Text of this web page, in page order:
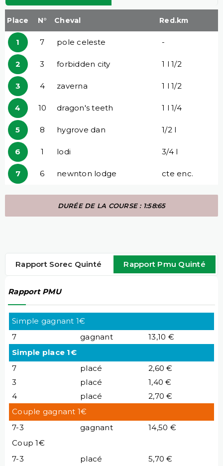
Place N° Cheval Red.km
1 7 pole celeste -
2 3 forbidden city 1 l 1/2
3 4 zaverna 1 l 1/2
4 10 dragon's teeth 1 l 1/4
5 8 hygrove dan 1/2 l
6 1 lodi 3/4 l
7 6 newnton lodge cte enc.
DURÉE DE LA COURSE : 1:58:65
Rapport Sorec Quinté Rapport Pmu Quinté
Rapport PMU
Simple gagnant 1€
7
gagnant
13,10 €
Simple place 1€
7
placé
2,60 €
3
placé
1,40 €
4
placé
2,70 €
Couple gagnant 1€
7-3
gagnant
14,50 €
Coup 1€
7-3
placé 5,70 €